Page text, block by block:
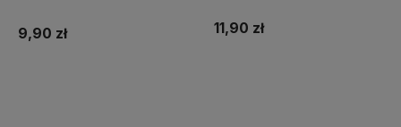
9,90 zł 11,90 zł